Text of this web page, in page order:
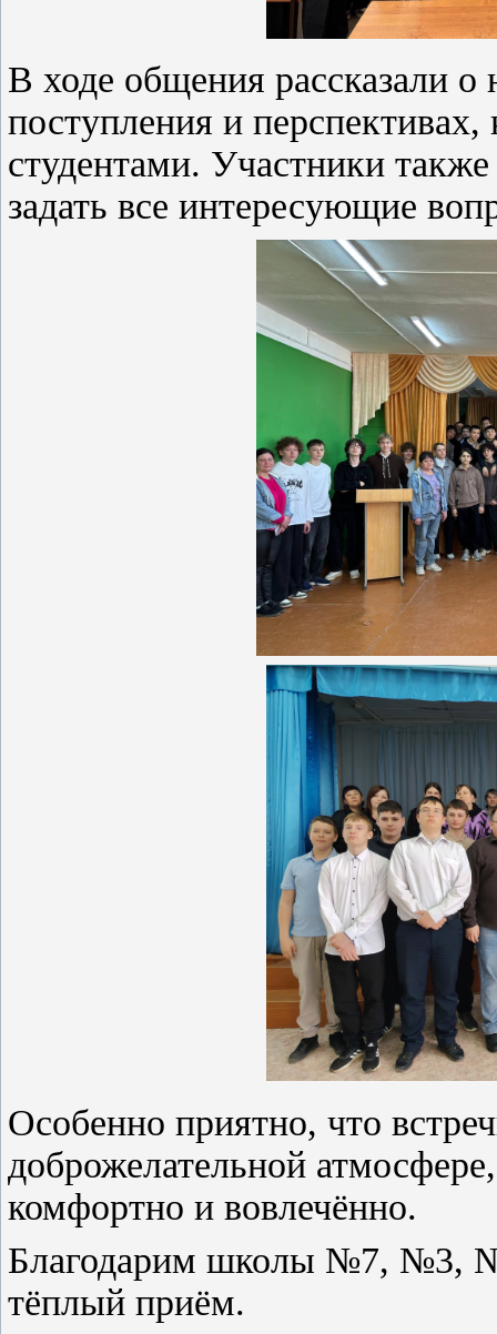
В ходе общения рассказали о
поступления и
студентами. Участники
задать все интересующие
Особенно приятно, что
доброжелательной
комфортно и вовлечённо.
Благодарим школы №7, №3,
тёплый приём.